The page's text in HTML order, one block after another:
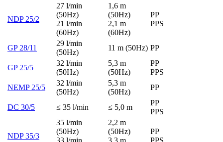
NDP 25/2
27 l/min
(50Hz)
21 l/min
(60Hz)
1,6 m
(50Hz)
2,1 m
(60Hz)
PP
PPS
GP 28/11
29 l/min
(50Hz)
11 m (50Hz) PP
GP 25/5
32 l/min
(50Hz)
5,3 m
(50Hz)
PP
PPS
NEMP 25/5
32 l/min
(50Hz)
5,3 m
(50Hz)
PP
DC 30/5 ≤ 35 l/min ≤ 5,0 m
PP
PPS
NDP 35/3
35 l/min
(50Hz)
2,2 m
(50Hz)
PP